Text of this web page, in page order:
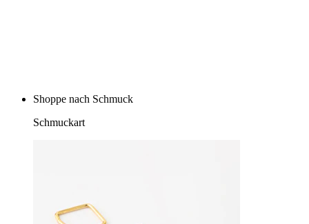
Shoppe nach Schmuck
Schmuckart